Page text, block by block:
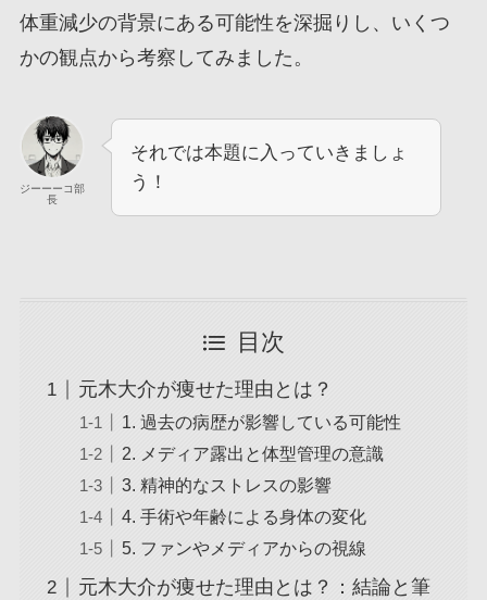
体重減少の背景にある可能性を深掘りし、いくつ
かの観点から考察してみました。
ジーーーコ部
長
それでは本題に入っていきましょ
う！
目次
元木大介が痩せた理由とは？
1. 過去の病歴が影響している可能性
2. メディア露出と体型管理の意識
3. 精神的なストレスの影響
4. 手術や年齢による身体の変化
5. ファンやメディアからの視線
元木大介が痩せた理由とは？：結論と筆